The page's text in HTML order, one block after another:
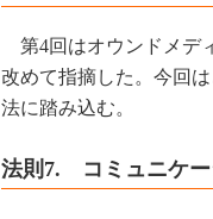
第4回はオウンドメデ
改めて指摘した。今回
法に踏み込む。
法則7. コミュニケー